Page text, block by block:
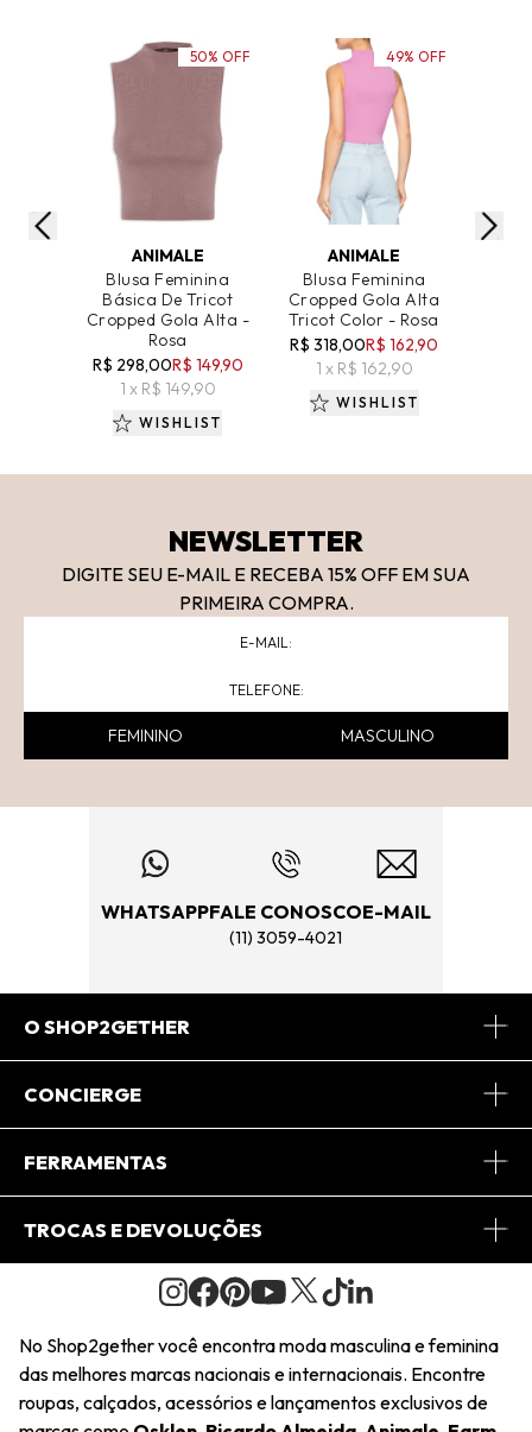
ADICIONAR AO CARRINHO
ANIMALE
Blusa Feminina
Básica De Tricot
Cropped Gola Alta -
Rosa
R$ 298,00R$ 149,90
1 x R$ 149,90
50% OFF
WISHLIST
ADICIONAR AO CARRINHO
ANIMALE
Blusa Feminina
Cropped Gola Alta
Tricot Color - Rosa
R$ 318,00R$ 162,90
1 x R$ 162,90
49% OFF
WISHLIST
NEWSLETTER
DIGITE SEU E-MAIL E RECEBA 15% OFF EM SUA
PRIMEIRA COMPRA.
FEMININO MASCULINO
WHATSAPPFALE CONOSCO
(11) 3059-4021
E-MAIL
O SHOP2GETHER
Sobre Nós
Journal
Saiu na Mídia
CONCIERGE
Central de Relacionamento
Regulamento e Promoções
FERRAMENTAS
Minha Conta
Pedido de Presente
Wishlist
TROCAS E DEVOLUÇÕES
Condições Gerais
Troca Fácil
Restituição de Pagamento
No Shop2gether você encontra moda masculina e feminina
das melhores marcas nacionais e internacionais. Encontre
roupas, calçados, acessórios e lançamentos exclusivos de